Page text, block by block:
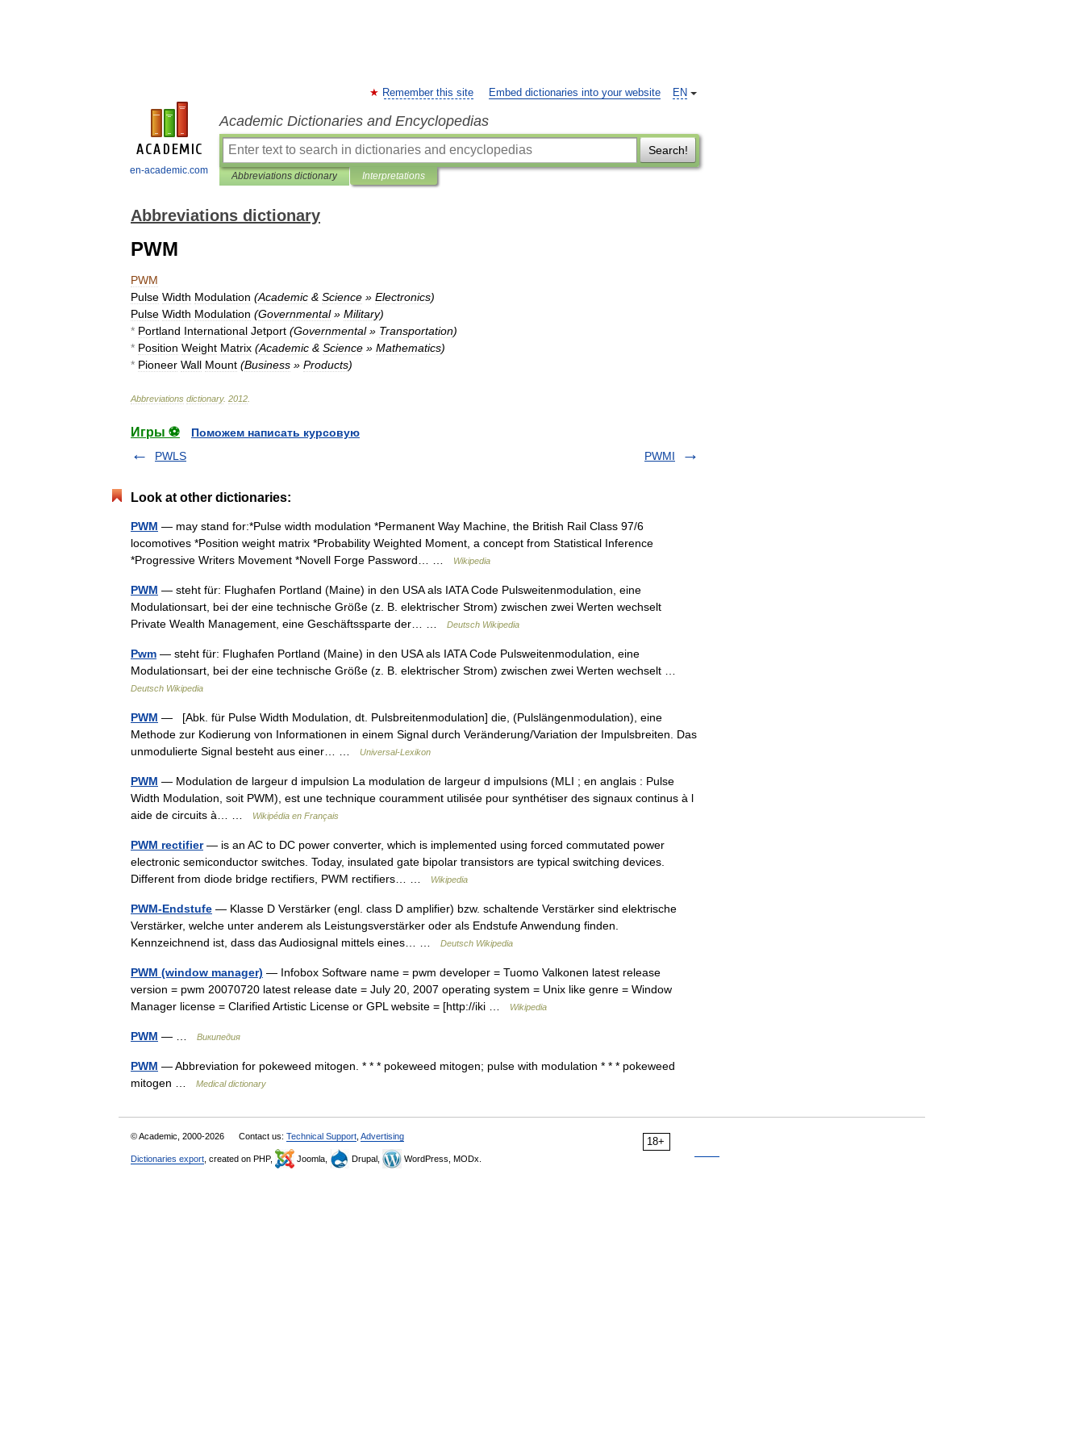
en-academic.com
EN
Remember this site Embed dictionaries into your website
Academic Dictionaries and Encyclopedias
Search!
Abbreviations dictionary Interpretations
Abbreviations dictionary
PWM
PWM
Pulse Width Modulation (Academic & Science » Electronics)
Pulse Width Modulation (Governmental» Military)
* Portland International Jetport (Governmental» Transportation)
* Position Weight Matrix (Academic & Science » Mathematics)
* Pioneer Wall Mount (Business » Products)
Abbreviations dictionary. 2012
Игры ⚽
Поможем написать курсовую
PWLS
PWMI
Look at other dictionaries:
PWM — may stand for:*Pulse width modulation *Permanent Way Machine, the British Rail Class 97/6
locomotives *Position weight matrix *Probability Weighted Moment, a concept from Statistical Inference
*Progressive Writers Movement *Novell Forge Password… …
Wikipedia
PWM — steht für: Flughafen Portland (Maine) in den USA als IATA Code Pulsweitenmodulation, eine
Modulationsart, bei der eine technische Größe (z. B. elektrischer Strom) zwischen zwei Werten wechselt
Private Wealth Management, eine Geschäftssparte der… …
Deutsch Wikipedia
Pwm — steht für: Flughafen Portland (Maine) in den USA als IATA Code Pulsweitenmodulation, eine
Modulationsart, bei der eine technische Größe (z. B. elektrischer Strom) zwischen zwei Werten wechselt …
Deutsch Wikipedia
PWM — [Abk. für Pulse Width Modulation, dt. Pulsbreitenmodulation] die, (Pulslängenmodulation), eine
Methode zur Kodierung von Informationen in einem Signal durch Veränderung/Variation der Impulsbreiten. Das
unmodulierte Signal besteht aus einer… …
Universal-Lexikon
PWM — Modulation de largeur d impulsion La modulation de largeur d impulsions (MLI ; en anglais : Pulse
Width Modulation, soit PWM), est une technique couramment utilisée pour synthétiser des signaux continus à l
aide de circuits à… …
Wikipédia en Français
PWM rectifier— is an AC to DC power converter, which is implemented using forced commutated power
electronic semiconductor switches. Today, insulated gate bipolar transistors are typical switching devices.
Different from diode bridge rectifiers, PWM rectifiers… …
Wikipedia
PWM-Endstufe — Klasse D Verstärker (engl. class D amplifier) bzw. schaltende Verstärker sind elektrische
Verstärker, welche unter anderem als Leistungsverstärker oder als Endstufe Anwendung finden.
Kennzeichnend ist, dass das Audiosignal mittels eines… …
Deutsch Wikipedia
PWM (window manager) — Infobox Software name = pwm developer = Tuomo Valkonen latest release
version = pwm 20070720 latest release date = July 20, 2007 operating system = Unix like genre = Window
Manager license = Clarified Artistic License or GPL website = [http://iki …
Wikipedia
PWM — … Википедия
PWM — Abbreviation for pokeweed mitogen. * * * pokeweed mitogen; pulse with modulation * * * pokeweed
mitogen …
Medical dictionary
18+
© Academic, 2000-2026 Contact us: Technical Support Advertising
Dictionaries export , created on PHP, Joomla, Drupal, WordPress, MODx.